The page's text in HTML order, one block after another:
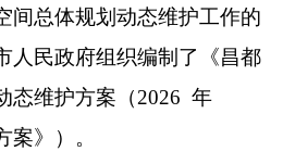
间总体规划动态维护工作的
人民政府组织编制了《昌都
态维护方案（2026 年
案》）。